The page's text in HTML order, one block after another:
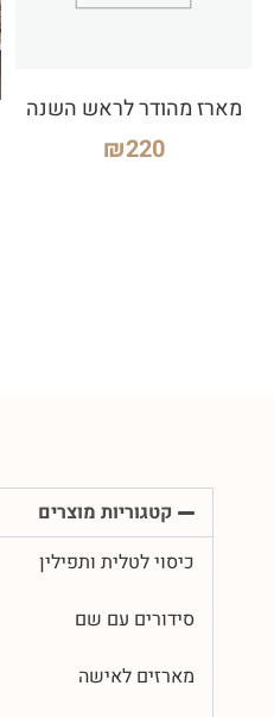
מארז מהודר לראש השנה
₪220
קטגוריות מוצרים
כיסוי לטלית ותפילין
סידורים עם שם
מארזים לאישה